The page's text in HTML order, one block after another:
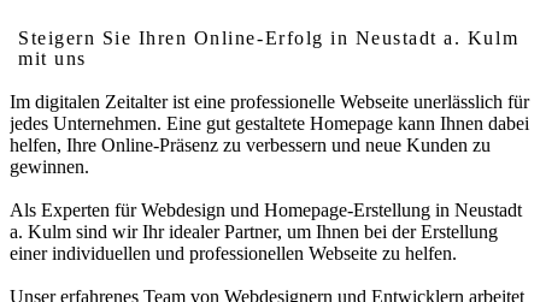
Steigern Sie Ihren Online-Erfolg in Neustadt a. Kulm
mit uns
Im digitalen Zeitalter ist eine professionelle Webseite unerlässlich für
jedes Unternehmen. Eine gut gestaltete Homepage kann Ihnen dabei
helfen, Ihre Online-Präsenz zu verbessern und neue Kunden zu
gewinnen.
Als Experten für Webdesign und Homepage-Erstellung in Neustadt
a. Kulm sind wir Ihr idealer Partner, um Ihnen bei der Erstellung
einer individuellen und professionellen Webseite zu helfen.
Unser erfahrenes Team von Webdesignern und Entwicklern arbeitet